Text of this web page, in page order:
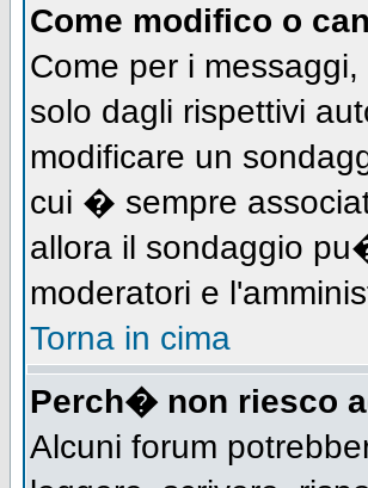
Come modifico o
Come per i
solo dagli rispettivi
modificare un
cui � sempre
allora il sondaggio
moderatori e
Torna in cima
Perch� non riesco
Alcuni forum